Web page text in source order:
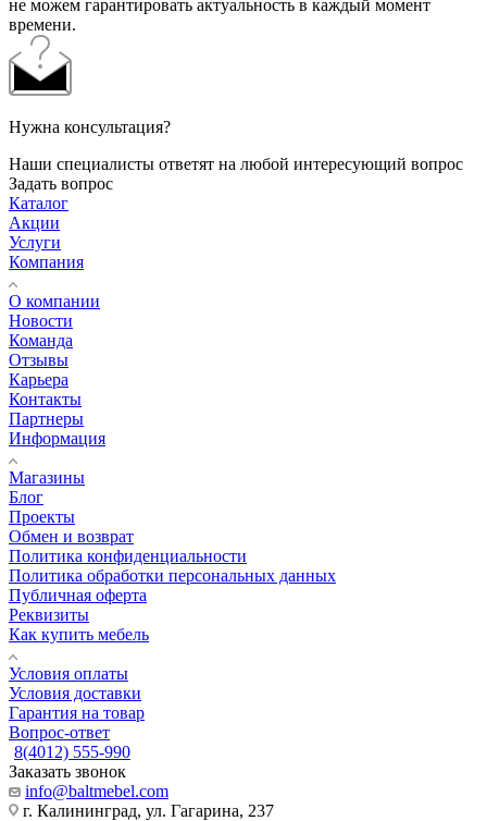
не можем гарантировать актуальность в каждый момент
времени.
Нужна консультация?
Наши специалисты ответят на любой интересующий вопрос
Задать вопрос
Каталог
Акции
Услуги
Компания
О компании
Новости
Команда
Отзывы
Карьера
Контакты
Партнеры
Информация
Магазины
Блог
Проекты
Обмен и возврат
Политика конфиденциальности
Политика обработки персональных данных
Публичная оферта
Реквизиты
Как купить мебель
Условия оплаты
Условия доставки
Гарантия на товар
Вопрос-ответ
8(4012) 555-990
Заказать звонок
info@baltmebel.com
г. Калининград, ул. Гагарина, 237